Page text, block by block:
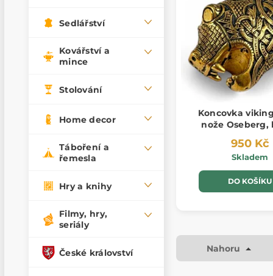
Sedlářství
Kovářství a
mince
Stolování
Home decor
Táboření a
řemesla
Hry a knihy
Filmy, hry,
seriály
České království
Koncovka
nože Oseberg,
950 Kč
Skladem
DO KOŠÍKU
Nahoru